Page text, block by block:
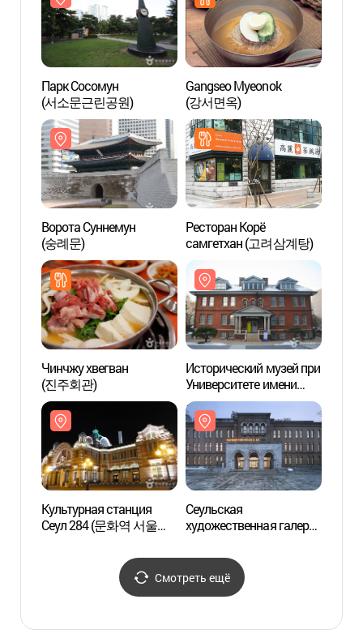
Парк Сосомун
(서소문근린공원)
Gangseo Myeonok
(강서면옥)
Ворота Суннемун
(숭례문)
Ресторан Корё
самгетхан (고려삼계탕)
Чинчжу хвегван
(진주회관)
Исторический музей при
Университете имени
великого деятеля
Аппенцеллера
(배재학당역사박물관)
Культурная станция
Сеул 284 (문화역 서울
Сеульская
художественная галерея
(서소문본관))
Смотреть ещё